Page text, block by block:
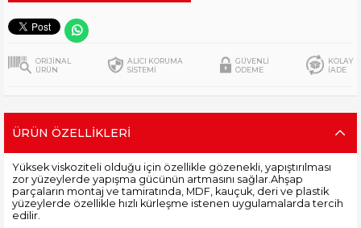
ORİJİNAL
ÜRÜN
ALICI KORUMA
SİSTEMİ
GÜVENLİ
ÖDEME
KOLAY
İADE
ÜRÜN ÖZELLIKLERI
Yüksek viskoziteli olduğu için özellikle gözenekli, yapıştırılması
zor yüzeylerde yapışma gücünün artmasını sağlar.Ahşap
parçaların montaj ve tamiratında, MDF, kauçuk, deri ve plastik
yüzeylerde özellikle hızlı kürleşme istenen uygulamalarda tercih
edilir.